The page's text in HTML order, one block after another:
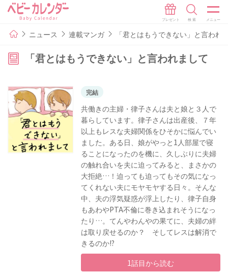
ニュース 連載マンガ 「君とはもうできない」と言われ
「君とはもうできない」と言われまして
完結
共働きの主婦・律子さんは夫と娘と３人で
暮らしています。律子さんは出産後、７年
以上もレスな夫婦関係をひそかに悩んでい
ました。ある日、娘がやっと1人部屋で寝
ることになったのを機に、久しぶりに夫婦
の触れ合いを夫に迫ってみると、まさかの
大拒絶…！迫っても迫ってもその気になっ
てくれない夫にモヤモヤする日々。そんな
中、夫の浮気疑惑が浮上したり、律子自身
もあわやPTA不倫に巻き込まれそうになっ
たり…。てんやわんやの果てに、夫婦の絆
は取り戻せるのか？ そしてレスは解消で
きるのか!?
1話目から読む